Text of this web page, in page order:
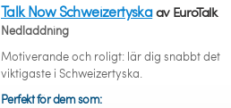
Talk Now Schweizertyskaav EuroTalk
Nedladdning
Motiverande och roligt: lär dig snabbt det
viktigaste i Schweizertyska.
Perfekt för dem som: